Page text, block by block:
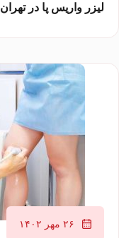
لیزر واریس پا در تهران
۲۶ مهر ۱۴۰۲